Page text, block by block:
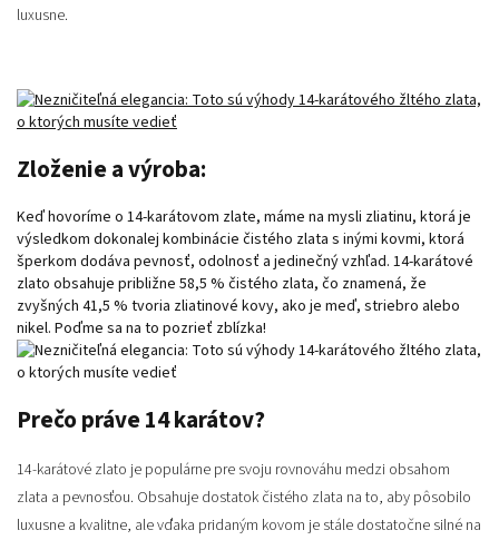
luxusne.
Zloženie a výroba:
Keď hovoríme o 14-karátovom zlate, máme na mysli zliatinu, ktorá je
výsledkom dokonalej kombinácie čistého zlata s inými kovmi, ktorá
šperkom dodáva pevnosť, odolnosť a jedinečný vzhľad. 14-karátové
zlato obsahuje približne 58,5 % čistého zlata, čo znamená, že
zvyšných 41,5 % tvoria zliatinové kovy, ako je meď, striebro alebo
nikel. Poďme sa na to pozrieť zblízka!
Prečo práve 14 karátov?
14-karátové zlato je populárne pre svoju rovnováhu medzi obsahom
zlata a pevnosťou. Obsahuje dostatok čistého zlata na to, aby pôsobilo
luxusne a kvalitne, ale vďaka pridaným kovom je stále dostatočne silné na